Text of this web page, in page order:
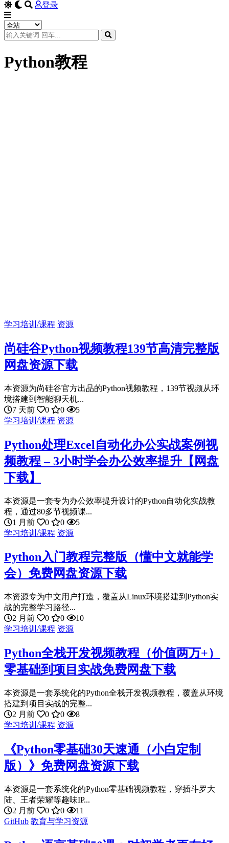
登录
Python教程
学习培训/课程 资源
尚硅谷Python视频教程139节高清完整版
网盘资源下载
本资源为尚硅谷官方出品的Python视频教程，139节视频从环
境搭建到智能聊天机...
7 天前
0 0
5
学习培训/课程 资源
Python处理Excel自动化办公实战案例视
频教程 – 3小时学会办公效率提升【网盘
下载】
本资源是一套专为办公效率提升设计的Python自动化实战教
程，通过80多节视频课...
1 月前
0 0
5
学习培训/课程 资源
Python入门教程完整版（懂中文就能学
会）免费网盘资源下载
本资源专为中文用户打造，覆盖从Linux环境搭建到Python实
战的完整学习路径...
2 月前
0 0
10
学习培训/课程 资源
Python全栈开发视频教程（价值两万+）
零基础到项目实战免费网盘下载
本资源是一套系统化的Python全栈开发视频教程，覆盖从环境
搭建到项目实战的完整...
2 月前
0 0
8
学习培训/课程 资源
《Python零基础30天速通（小白定制
版）》免费网盘资源下载
本资源是一套系统化的Python零基础视频教程，穿插斗罗大
陆、王者荣耀等趣味IP...
2 月前
0 0
11
GitHub 教育与学习资源